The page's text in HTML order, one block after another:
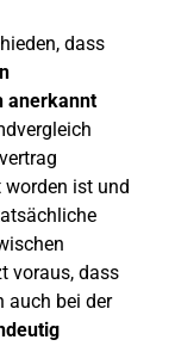
dass
anerkannt
ist und
voraus, dass
auch bei der